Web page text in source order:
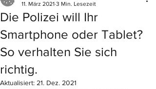
Die Polizei will Ihr
Smartphone oder Tablet?
So verhalten Sie sich
richtig.
11. März 2021 3 Min. Lesezeit
Aktualisiert: 21. Dez. 2021